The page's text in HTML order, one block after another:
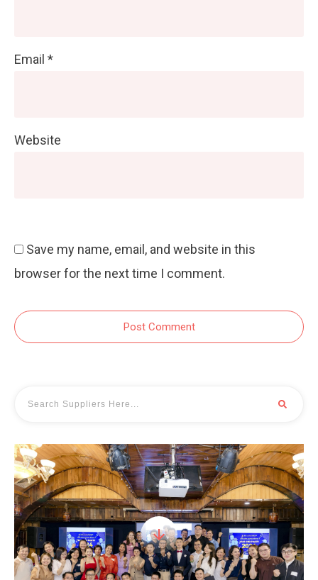
Email *
Website
Save my name, email, and website in this
browser for the next time I comment.
Post Comment